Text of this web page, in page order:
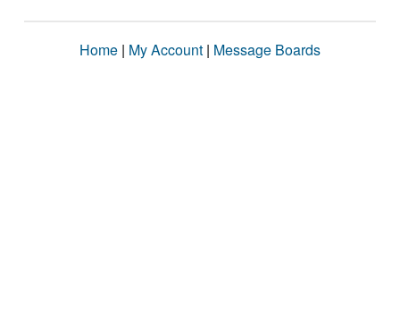
Home | My Account | Message Boards